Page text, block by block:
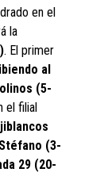
en el
la
. El primer
al
(5-
el filial
(3-
29 (20-